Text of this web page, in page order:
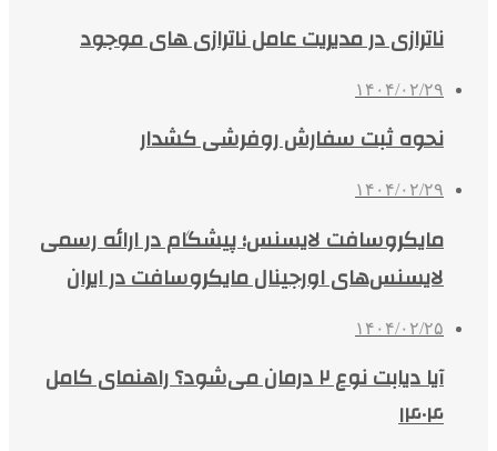
ناترازی در مدیریت عامل ناترازی های موجود
۱۴۰۴/۰۲/۲۹
نحوه ثبت سفارش روفرشی کشدار
۱۴۰۴/۰۲/۲۹
مایکروسافت لایسنس؛ پیشگام در ارائه رسمی
لایسنس‌های اورجینال مایکروسافت در ایران
۱۴۰۴/۰۲/۲۵
آیا دیابت نوع ۲ درمان می‌شود؟ راهنمای کامل
۱۴۰۴